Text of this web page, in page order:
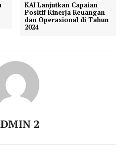
KAI Lanjutkan Capaian
Positif Kinerja Keuangan
dan Operasional di Tahun
2024
2